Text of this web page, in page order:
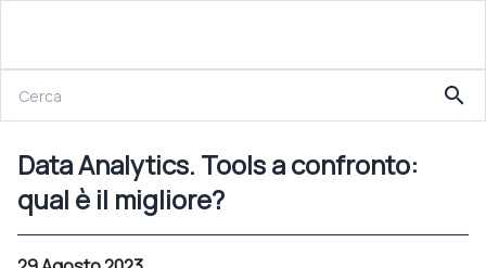
Data Analytics. Tools a confronto: qual è il migliore?
search
Data Analytics. Tools a confronto:
qual è il migliore?